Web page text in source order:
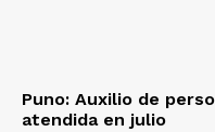
Puno: Auxilio de
atendida en julio